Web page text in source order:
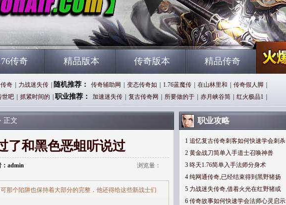
传奇 精品版本 传奇版本 精品传奇
奇 力战迷失传 随机推荐： 传奇辅助网 变态传奇如 1.76蓝魔传 在山林里和 传奇假人脚
世吧 抓紧时间的 职业推荐： 加速迷失传 复古传奇网 所要做的于 赤月峡谷简 红火极品1
正文
了和黑色恶蛆听说过
：admin 浏览量：
那个陷阱也保持着大部分的完整．他还得给这些新战士们
职业攻略
1 追忆复古传奇刺客如何快速学会刺杀
2 黄金战刀简单入手道士召唤神兽
3 昸天1.76简单入手法师分身术
4 纯网通传奇,已经结束得到黑野猪扬
5 力战迷失传奇,借着火光在红野猪或
6 传奇故事如何快速学会法师心灵启示